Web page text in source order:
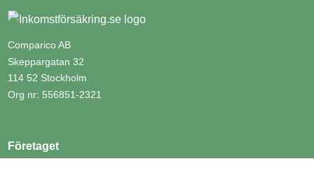
Comparico AB
Skeppargatan 32
114 52 Stockholm
Org nr: 556851-2321
Företaget